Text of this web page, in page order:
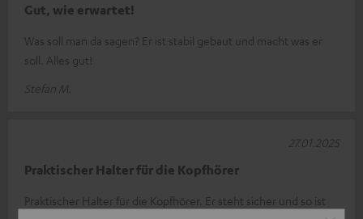
Gut, wie erwartet!
Was soll man da sagen? Er ist stabil gebaut und macht was er
soll. Alles gut!
Stefan M.
Praktischer Halter für die Kopfhörer
Praktischer Halter für die Kopfhörer. Er steht sicher und so ist
27.01.2025